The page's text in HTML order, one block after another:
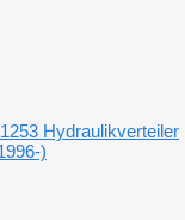
Hydraulikverteiler
)